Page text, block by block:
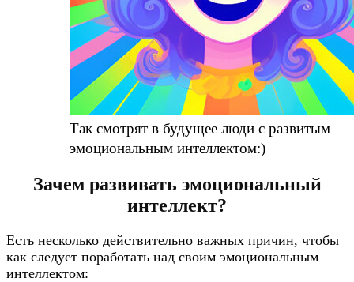
Так смотрят в будущее люди с развитым
эмоциональным интеллектом:)
Зачем развивать эмоциональный
интеллект?
Есть несколько действительно важных причин, чтобы
как следует поработать над своим эмоциональным
интеллектом: